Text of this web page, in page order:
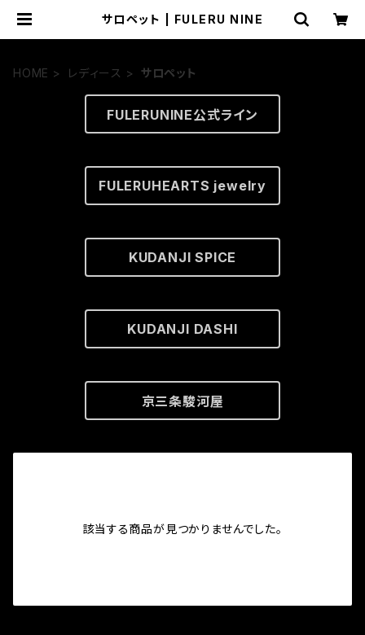
サロペット | FULERU NINE
HOME レディース サロペット
FULERUNINE公式ライン
FULERUHEARTS jewelry
KUDANJI SPICE
KUDANJI DASHI
京三条駿河屋
該当する商品が見つかりませんでした。